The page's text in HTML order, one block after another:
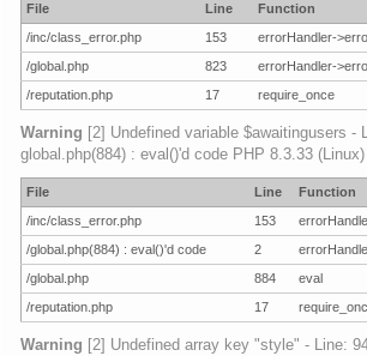
File Line
Function
/inc/class_error.php
153
errorHandler-
/global.php
823
errorHandler-
/reputation.php
17 require_once
Warning [2] Undefined variable $awaitingusers -
global.php(884) : eval()'d code PHP 8.3.33 (Linux)
File Line
Function
/inc/class_error.php
153
/global.php(884) : eval()'d code
2
/global.php
884
eval
/reputation.php
17
Warning [2] Undefined array key "style" - Line: